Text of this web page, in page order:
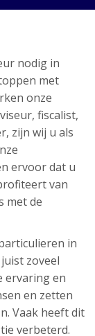
nodig in
met
onze
fiscalist,
zijn wij u als
ervoor dat u
van
met de
in
zoveel
ervaring en
en zetten
Vaak heeft dit
verbeterd.